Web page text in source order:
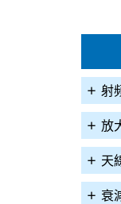
射
放
天
衰